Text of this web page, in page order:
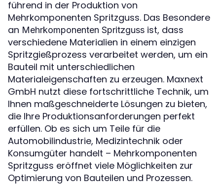
führend in der Produktion von
Mehrkomponenten Spritzguss. Das Besondere
an Mehrkomponenten Spritzguss ist, dass
verschiedene Materialien in einem einzigen
Spritzgießprozess verarbeitet werden, um ein
Bauteil mit unterschiedlichen
Materialeigenschaften zu erzeugen. Maxnext
GmbH nutzt diese fortschrittliche Technik, um
Ihnen maßgeschneiderte Lösungen zu bieten,
die Ihre Produktionsanforderungen perfekt
erfüllen. Ob es sich um Teile für die
Automobilindustrie, Medizintechnik oder
Konsumgüter handelt – Mehrkomponenten
Spritzguss eröffnet viele Möglichkeiten zur
Optimierung von Bauteilen und Prozessen.